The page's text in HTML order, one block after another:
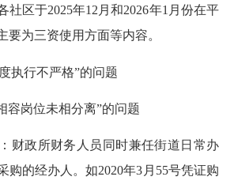
社区于2025年12月和2026年1月份在平
要为三资使用方面等内容。
行不严格”的问题
岗位未相分离”的问题
政所财务人员同时兼任街道日常办
购的经办人。如2020年3月55号凭证购